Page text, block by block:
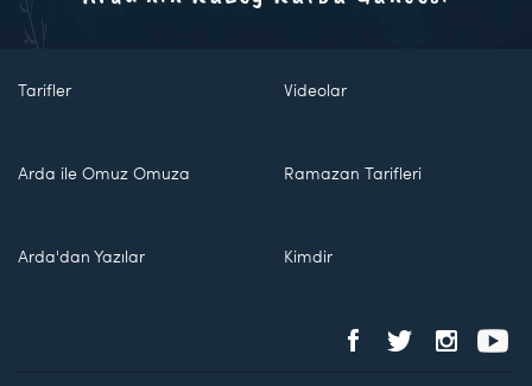
Tarifler Videolar
Arda ile Omuz Omuza Ramazan Tarifleri
Arda'dan Yazılar Kimdir